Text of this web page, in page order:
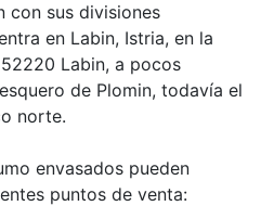
con sus divisiones
en Labin, Istria, en la
Labin, a pocos
de Plomin, todavía el
norte.
envasados pueden
puntos de venta: